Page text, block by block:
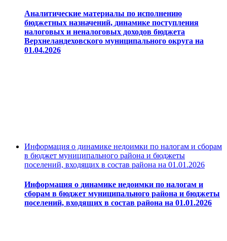
Аналитические материалы по исполнению
бюджетных назначений, динамике поступления
налоговых и неналоговых доходов бюджета
Верхнеландеховского муниципального округа на
01.04.2026
Информация о динамике недоимки по налогам и сборам
в бюджет муниципального района и бюджеты
поселений, входящих в состав района на 01.01.2026
Информация о динамике недоимки по налогам и
сборам в бюджет муниципального района и бюджеты
поселений, входящих в состав района на 01.01.2026